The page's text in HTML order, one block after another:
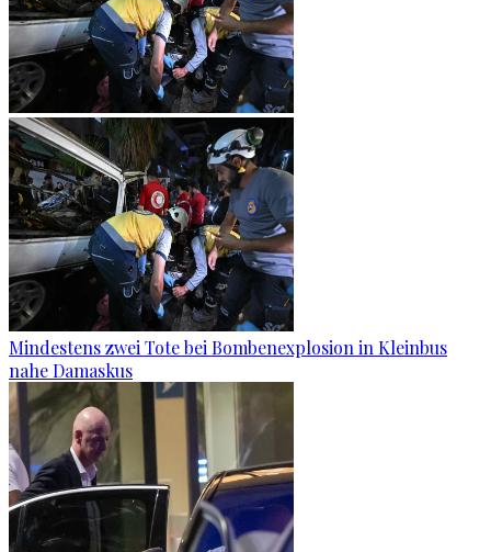
Mindestens zwei Tote bei Bombenexplosion in Kleinbus
nahe Damaskus